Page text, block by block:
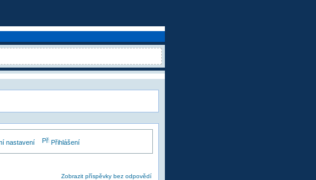
nastavení Přihlášení
Zobrazit příspěvky bez odpovědí